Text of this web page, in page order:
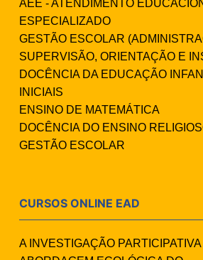
AEE - ATENDIMENTO
ESPECIALIZADO
GESTÃO ESCOLAR
SUPERVISÃO, ORIENTAÇÃO E
DOCÊNCIA DA EDUCAÇÃO
INICIAIS
ENSINO DE MATEMÁTICA
DOCÊNCIA DO ENSINO
GESTÃO ESCOLAR
CURSOS ONLINE EAD
A INVESTIGAÇÃO